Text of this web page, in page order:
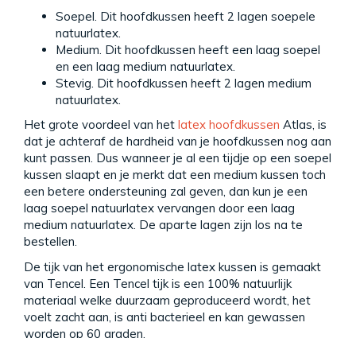
Soepel. Dit hoofdkussen heeft 2 lagen soepele
natuurlatex.
Medium. Dit hoofdkussen heeft een laag soepel
en een laag medium natuurlatex.
Stevig. Dit hoofdkussen heeft 2 lagen medium
natuurlatex.
Het grote voordeel van het latex hoofdkussen Atlas, is
dat je achteraf de hardheid van je hoofdkussen nog aan
kunt passen. Dus wanneer je al een tijdje op een soepel
kussen slaapt en je merkt dat een medium kussen toch
een betere ondersteuning zal geven, dan kun je een
laag soepel natuurlatex vervangen door een laag
medium natuurlatex. De aparte lagen zijn los na te
bestellen.
De tijk van het ergonomische latex kussen is gemaakt
van Tencel. Een Tencel tijk is een 100% natuurlijk
materiaal welke duurzaam geproduceerd wordt, het
voelt zacht aan, is anti bacterieel en kan gewassen
worden op 60 graden.